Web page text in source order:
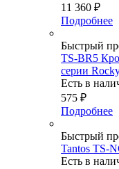
11 360 ₽
Подробнее
Быстрый
TS-BR5
серии
Есть в
575 ₽
Подробнее
Быстрый
Tantos TS-
Есть в